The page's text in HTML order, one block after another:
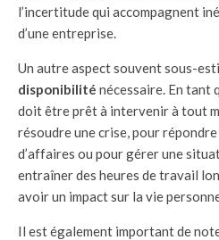
l’incertitude qui accompagnent
d’une entreprise.
Un autre aspect souvent sous-
disponibilité nécessaire. En tant
doit être prêt à intervenir à tout
résoudre une crise, pour
d’affaires ou pour gérer une
entraîner des heures de travail
avoir un impact sur la vie
Il est également important de